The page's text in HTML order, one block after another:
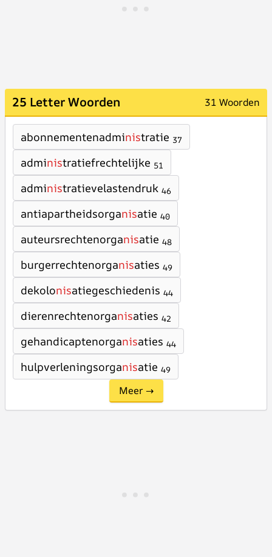
25 Letter Woorden 31 Woorden
abonnementenadministratie 37
administratiefrechtelijke 51
administratievelastendruk 46
antiapartheidsorganisatie 40
auteursrechtenorganisatie 48
burgerrechtenorganisaties 49
dekolonisatiegeschiedenis 44
dierenrechtenorganisaties 42
gehandicaptenorganisaties 44
hulpverleningsorganisatie 49
Meer →